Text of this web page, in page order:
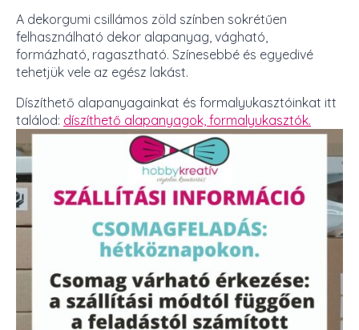
A dekorgumi csillámos zöld színben sokrétűen
felhasználható dekor alapanyag, vágható,
formázható, ragasztható. Színesebbé és egyedivé
tehetjük vele az egész lakást.
Díszíthető alapanyagainkat és formalyukasztóinkat itt
találod: díszíthető alapanyagok, formalyukasztók.